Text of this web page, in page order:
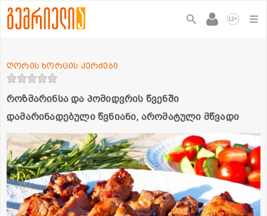
12+
როზმარინსა და პომიდვრის წვენში
დამარინადებული წვნიანი, არომატული მწვადი
ღორის ხორცის კერძები